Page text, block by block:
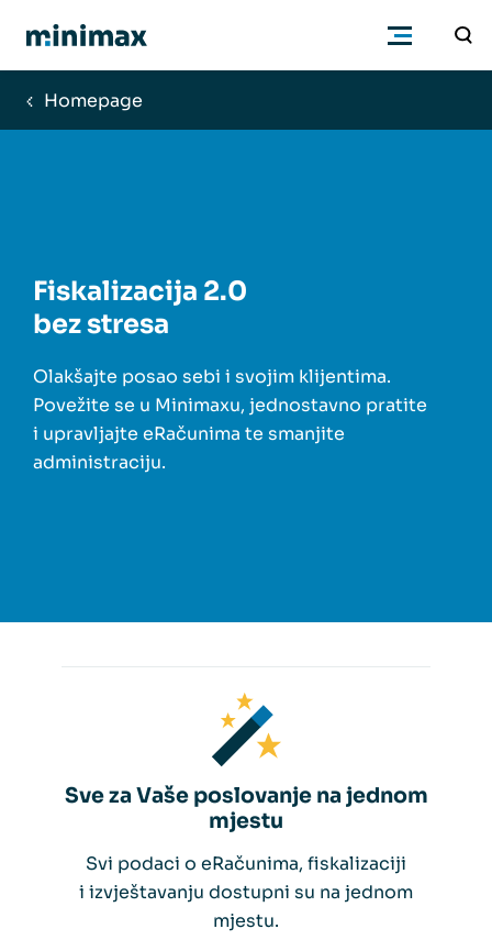
Poduzetnici
Cjenik
Podrška
Znanje
Homepage
Fiskalizacija 2.0
bez stresa
Olakšajte posao sebi i svojim klijentima.
Povežite se u Minimaxu, jednostavno pratite
i upravljajte eRačunima te smanjite
administraciju.
Sve za Vaše poslovanje na jednom
mjestu
Svi podaci o eRačunima, fiskalizaciji
i izvještavanju dostupni su na jednom
mjestu.